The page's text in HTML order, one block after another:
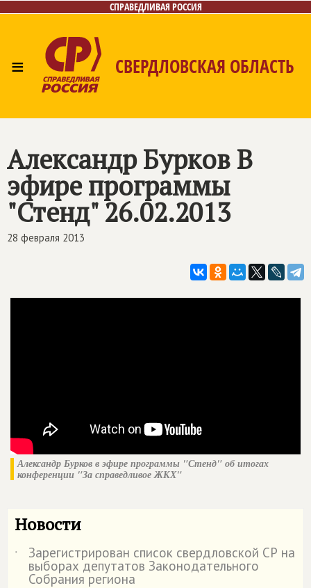
СПРАВЕДЛИВАЯ РОССИЯ
≡ СВЕРДЛОВСКАЯ ОБЛАСТЬ
Контакты
Александр Бурков В
эфире программы
"Стенд" 26.02.2013
28 февраля 2013
Александр Бурков в эфире программы "Стенд" об итогах
конференции "За справедливое ЖКХ"
Новости
˙ Зарегистрирован список свердловской СР на
выборах депутатов Законодательного
Собрания региона